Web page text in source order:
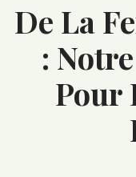
De La
:
Pour